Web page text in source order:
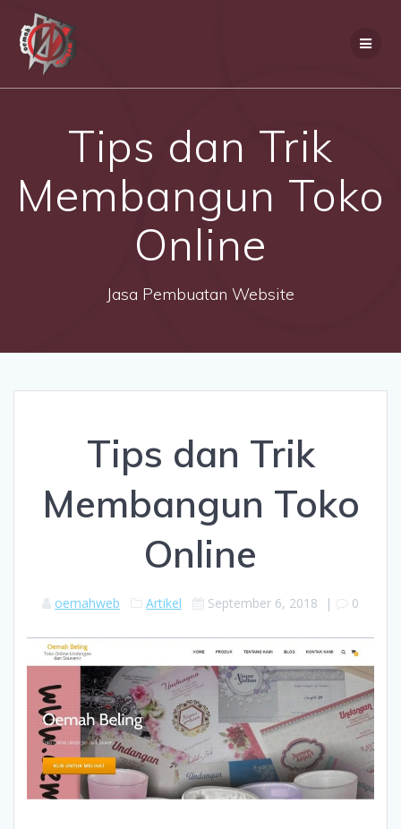
Tips dan Trik
Membangun Toko
Online
Jasa Pembuatan Website
Tips dan Trik
Membangun Toko
Online
oemahweb Artikel September 6, 2018 | 0